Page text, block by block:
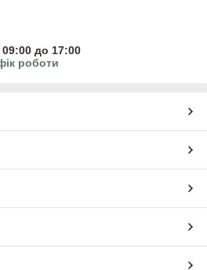
до 17:00
роботи